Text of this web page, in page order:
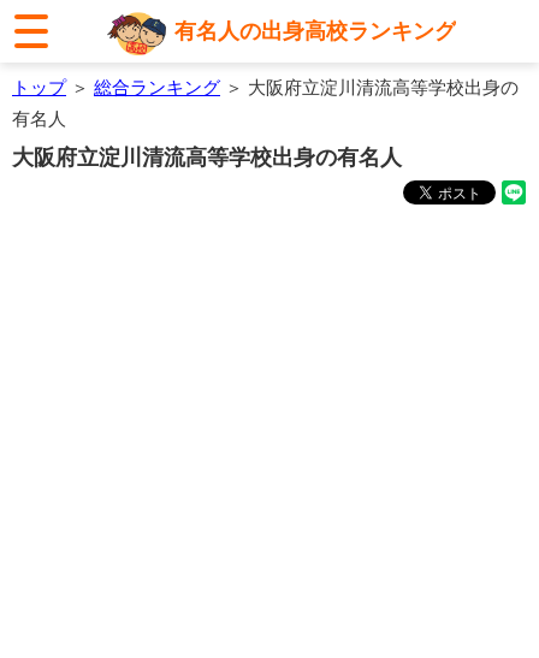
有名人の出身高校ランキング
トップ＞ 総合ランキング ＞ 大阪府立淀川清流高等学校出身の
有名人
大阪府立淀川清流高等学校出身の有名人